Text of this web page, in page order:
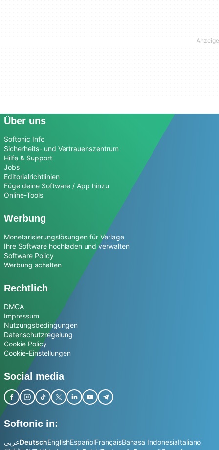
Über uns
Softonic Info
Sicherheits- und Vertrauenszentrum
Hilfe & Support
Jobs
Editorialrichtlinien
Füge deine Software / App hinzu
Online-Tools
Werbung
Monetarisierungslösungen für Verlage
Ihre Software hochladen und verwalten
Software Policy
Werbung schalten
Rechtlich
DMCA
Impressum
Nutzungsbedingungen
Datenschutzregelung
Cookie Policy
Cookie-Einstellungen
Social media
Softonic in:
عربيDeutschEnglishEspañolFrançaisBahasa IndonesiaItaliano